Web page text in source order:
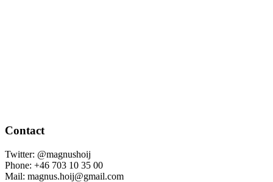
Contact
Twitter: @magnushoij
Phone: +46 703 10 35 00
Mail: magnus.hoij@gmail.com